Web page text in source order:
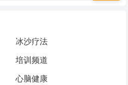
冰沙疗法
培训频道
心脑健康